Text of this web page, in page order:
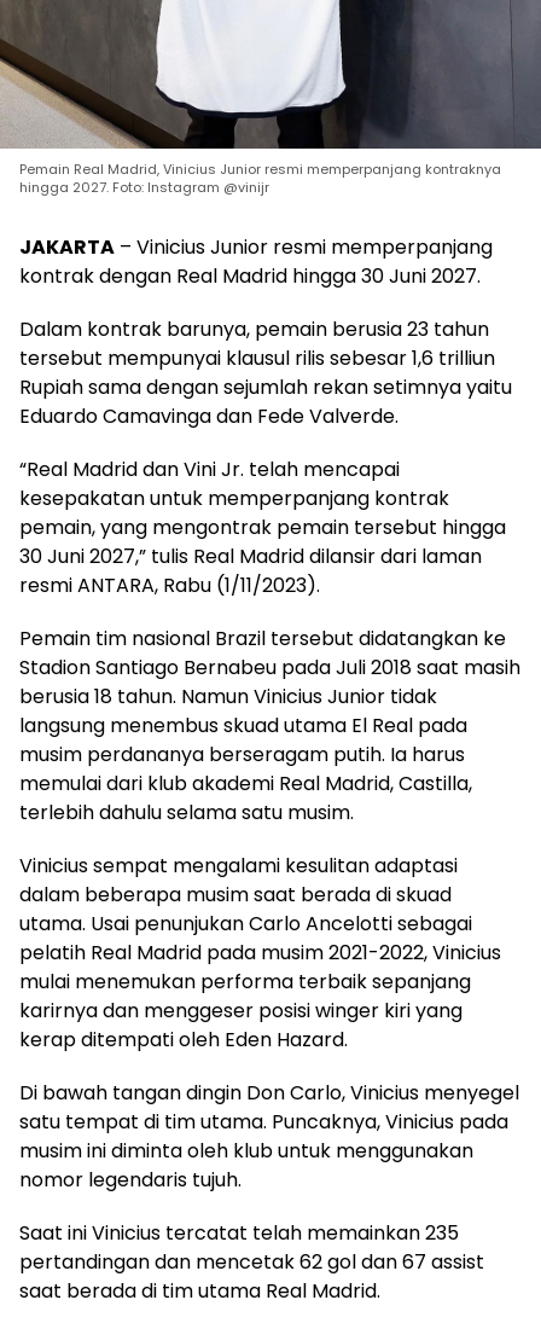
Pemain Real Madrid, Vinicius Junior resmi memperpanjang kontraknya
hingga 2027. Foto: Instagram @vinijr
JAKARTA – Vinicius Junior resmi memperpanjang
kontrak dengan Real Madrid hingga 30 Juni 2027.
Dalam kontrak barunya, pemain berusia 23 tahun
tersebut mempunyai klausul rilis sebesar 1,6 trilliun
Rupiah sama dengan sejumlah rekan setimnya yaitu
Eduardo Camavinga dan Fede Valverde.
“Real Madrid dan Vini Jr. telah mencapai
kesepakatan untuk memperpanjang kontrak
pemain, yang mengontrak pemain tersebut hingga
30 Juni 2027,” tulis Real Madrid dilansir dari laman
resmi ANTARA, Rabu (1/11/2023).
Pemain tim nasional Brazil tersebut didatangkan ke
Stadion Santiago Bernabeu pada Juli 2018 saat masih
berusia 18 tahun. Namun Vinicius Junior tidak
langsung menembus skuad utama El Real pada
musim perdananya berseragam putih. Ia harus
memulai dari klub akademi Real Madrid, Castilla,
terlebih dahulu selama satu musim.
Vinicius sempat mengalami kesulitan adaptasi
dalam beberapa musim saat berada di skuad
utama. Usai penunjukan Carlo Ancelotti sebagai
pelatih Real Madrid pada musim 2021-2022, Vinicius
mulai menemukan performa terbaik sepanjang
karirnya dan menggeser posisi winger kiri yang
kerap ditempati oleh Eden Hazard.
Di bawah tangan dingin Don Carlo, Vinicius menyegel
satu tempat di tim utama. Puncaknya, Vinicius pada
musim ini diminta oleh klub untuk menggunakan
nomor legendaris tujuh.
Saat ini Vinicius tercatat telah memainkan 235
pertandingan dan mencetak 62 gol dan 67 assist
saat berada di tim utama Real Madrid.